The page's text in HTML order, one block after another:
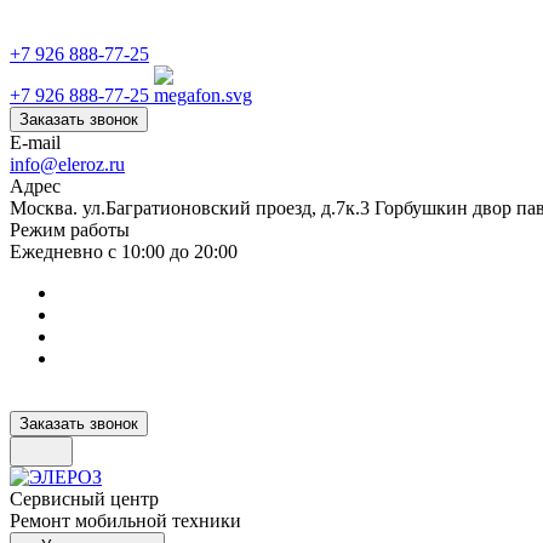
+7 926 888-77-25
+7 926 888-77-25
Заказать звонок
E-mail
info@eleroz.ru
Адрес
Москва. ул.Багратионовский проезд, д.7к.3 Горбушкин двор
Режим работы
Ежедневно с 10:00 до 20:00
Заказать звонок
Сервисный центр
Ремонт мобильной техники